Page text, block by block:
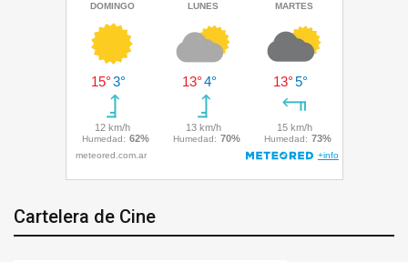
Cartelera de Cine